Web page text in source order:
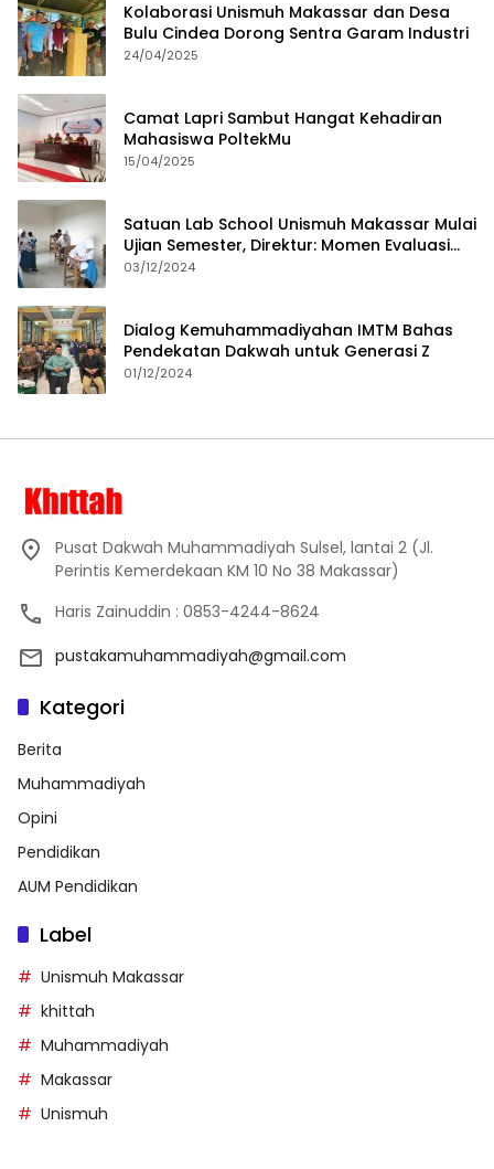
Kolaborasi Unismuh Makassar dan Desa
Bulu Cindea Dorong Sentra Garam Industri
24/04/2025
Camat Lapri Sambut Hangat Kehadiran
Mahasiswa PoltekMu
15/04/2025
Satuan Lab School Unismuh Makassar Mulai
Ujian Semester, Direktur: Momen Evaluasi
Proses Pembelajaran
03/12/2024
Dialog Kemuhammadiyahan IMTM Bahas
Pendekatan Dakwah untuk Generasi Z
01/12/2024
Pusat Dakwah Muhammadiyah Sulsel, lantai 2 (Jl.
Perintis Kemerdekaan KM 10 No 38 Makassar)
Haris Zainuddin : 0853-4244-8624
pustakamuhammadiyah@gmail.com
Kategori
Berita
Muhammadiyah
Opini
Pendidikan
AUM Pendidikan
Label
Unismuh Makassar
khittah
Muhammadiyah
Makassar
Unismuh